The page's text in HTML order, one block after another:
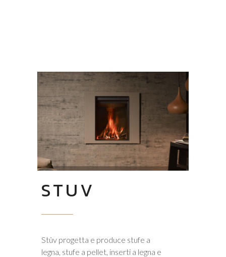
STUV
Stûv progetta e produce stufe a
legna, stufe a pellet, inserti a legna e